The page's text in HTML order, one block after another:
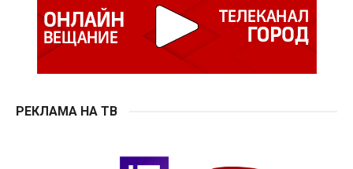
РЕКЛАМА НА ТВ